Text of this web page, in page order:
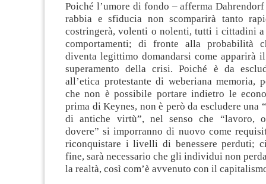
Poiché l’umore di fondo – afferma
rabbia e sfiducia non scomparirà tanto
costringerà, volenti o nolenti, tutti i cittadini
comportamenti; di fronte alla probabilità
diventa legittimo domandarsi come apparirà
superamento della crisi. Poiché è da
all’etica protestante di weberiana memoria,
che non è possibile portare indietro le
prima di Keynes, non è però da escludere una
di antiche virtù”, nel senso che “lavoro,
dovere” si imporranno di nuovo come
riconquistare i livelli di benessere perduti;
fine, sarà necessario che gli individui non
la realtà, così com’è avvenuto con il